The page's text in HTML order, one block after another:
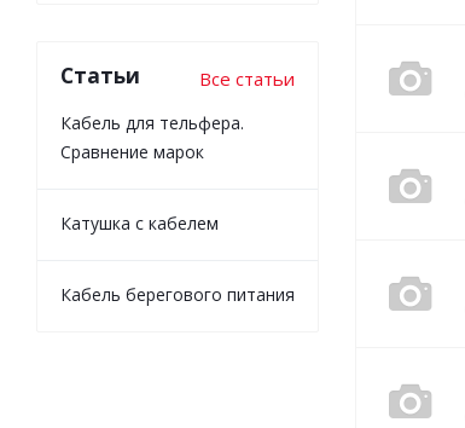
Статьи Все статьи
Кабель для тельфера.
Сравнение марок
Катушка с кабелем
Кабель берегового питания